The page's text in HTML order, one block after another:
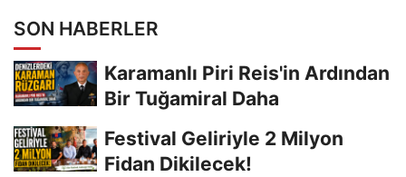
SON HABERLER
Karamanlı Piri Reis'in Ardından
Bir Tuğamiral Daha
Festival Geliriyle 2 Milyon
Fidan Dikilecek!